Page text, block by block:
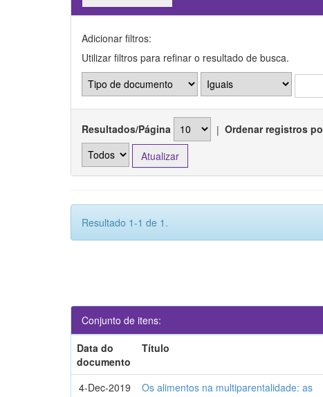
Adicionar filtros:
Utilizar filtros para refinar o resultado de busca.
Resultados/Página | Ordenar registros
Resultado 1-1 de 1.
Conjunto de itens:
Data do
documento
Título
4-Dec-2019
Os alimentos na multiparentalidade: as